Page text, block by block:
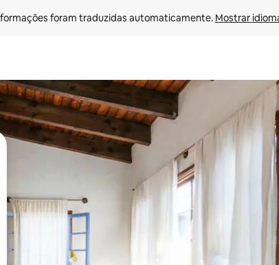
foram traduzidas automaticamente. Mostrar
as seta para cima e para baixo do teclado ou tocando